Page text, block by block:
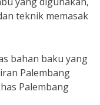
teknik memasak
bahan baku yang
Palembang
Palembang